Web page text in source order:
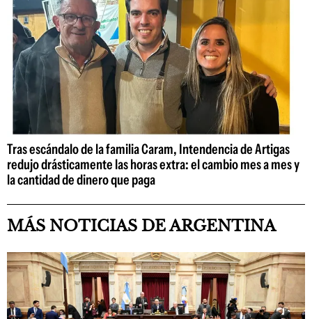
Tras escándalo de la familia Caram, Intendencia de Artigas
redujo drásticamente las horas extra: el cambio mes a mes y
la cantidad de dinero que paga
MÁS NOTICIAS DE ARGENTINA